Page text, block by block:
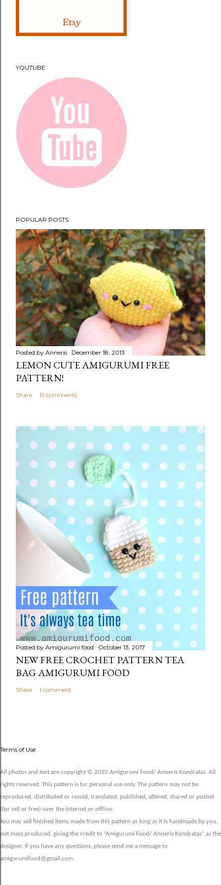
YOUTUBE
POPULAR POSTS
Posted by Anneris December 18, 2013
LEMON CUTE AMIGURUMI FREE
PATTERN!
Share 15 comments
Posted by Amigurumi food October 13, 2017
NEW FREE CROCHET PATTERN TEA
BAG AMIGURUMI FOOD
Share 1 comment
Terms of Use:
All photos and text are copyright © 2020 Amigurumi Food/ Anneris Kondratas. All
rights reserved. This pattern is for personal use only. The pattern may not be
reproduced, distributed or resold, translated, published, altered, shared or posted
(for sell or free) over the internet or offline.
You may sell finished items made from this pattern as long as it is handmade by you,
not mass produced, giving the credit to “Amigurumi Food/ Anneris Kondratas” as the
designer. If you have any questions, please send me a message to
amigurumifood@gmail.com.